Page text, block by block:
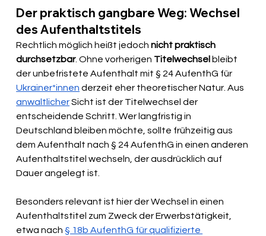
Der praktisch gangbare Weg: Wechsel
des Aufenthaltstitels
Rechtlich möglich heißt jedoch nicht praktisch
durchsetzbar. Ohne vorherigen Titelwechsel bleibt
der unbefristete Aufenthalt mit § 24 AufenthG für
Ukrainer*innen derzeit eher theoretischer Natur. Aus
anwaltlicher Sicht ist der Titelwechsel der
entscheidende Schritt. Wer langfristig in
Deutschland bleiben möchte, sollte frühzeitig aus
dem Aufenthalt nach § 24 AufenthG in einen anderen
Aufenthaltstitel wechseln, der ausdrücklich auf
Dauer angelegt ist.
Besonders relevant ist hier der Wechsel in einen
Aufenthaltstitel zum Zweck der Erwerbstätigkeit,
etwa nach § 18b AufenthG für qualifizierte